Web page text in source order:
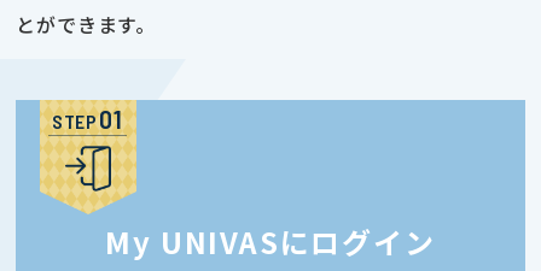
とができます。
STEP
My UNIVASにログイン